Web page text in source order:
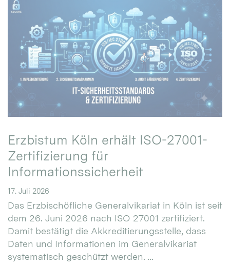
Erzbistum Köln erhält ISO-27001-
Zertifizierung für
Informationssicherheit
17. Juli 2026
Das Erzbischöfliche Generalvikariat in Köln ist seit
dem 26. Juni 2026 nach ISO 27001 zertifiziert.
Damit bestätigt die Akkreditierungsstelle, dass
Daten und Informationen im Generalvikariat
systematisch geschützt werden. ...